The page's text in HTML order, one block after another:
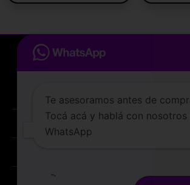
ATENCIÓN AL
Lunes a sabados de 10 a 19
TERMINOS Y
WhatsApp